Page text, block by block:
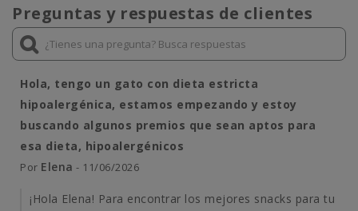
Preguntas y respuestas de clientes
Hola, tengo un gato con dieta estricta
hipoalergénica, estamos empezando y estoy
buscando algunos premios que sean aptos para
esa dieta, hipoalergénicos
Por Elena - 11/06/2026
¡Hola Elena! Para encontrar los mejores snacks para tu